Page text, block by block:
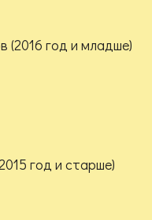
(2016 год и младше)
год и старше)